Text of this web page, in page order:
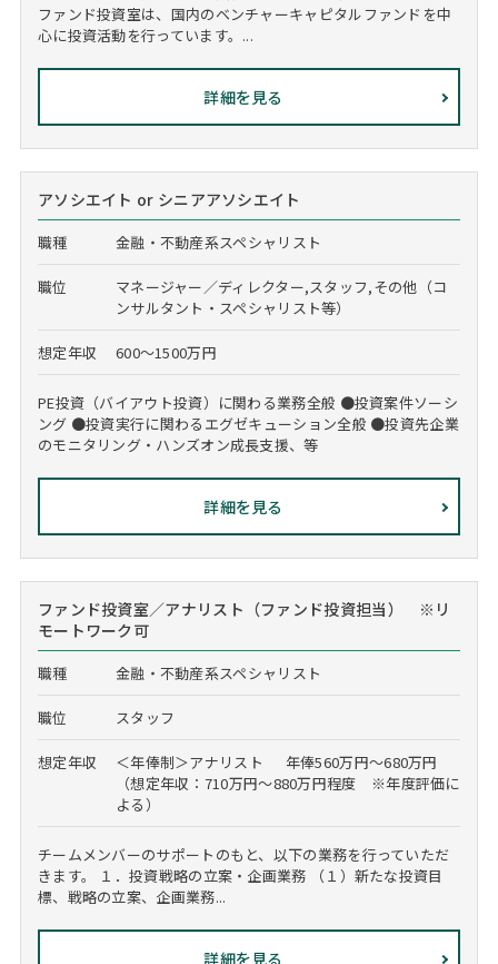
ファンド投資室は、国内のベンチャーキャピタルファンドを中
心に投資活動を行っています。...
詳細を見る
アソシエイト or シニアアソシエイト
職種 金融・不動産系スペシャリスト
職位
マネージャー／ディレクター,スタッフ,その他（コ
ンサルタント・スペシャリスト等）
想定年収 600～1500万円
PE投資（バイアウト投資）に関わる業務全般 ●投資案件ソーシ
ング ●投資実行に関わるエグゼキューション全般 ●投資先企業
のモニタリング・ハンズオン成長支援、等
詳細を見る
ファンド投資室／アナリスト（ファンド投資担当） ※リ
モートワーク可
職種 金融・不動産系スペシャリスト
職位 スタッフ
想定年収
＜年俸制＞アナリスト 年俸560万円～680万円
（想定年収：710万円～880万円程度 ※年度評価に
よる）
チームメンバーのサポートのもと、以下の業務を行っていただ
きます。 １．投資戦略の立案・企画業務 （１）新たな投資目
標、戦略の立案、企画業務...
詳細を見る